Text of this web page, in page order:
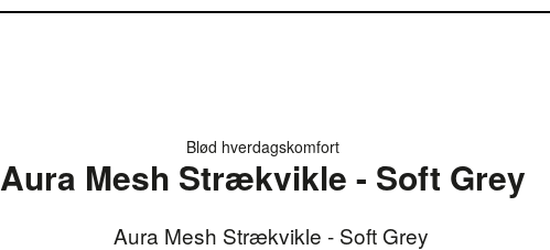
Blød hverdagskomfort
Aura Mesh Strækvikle - Soft Grey